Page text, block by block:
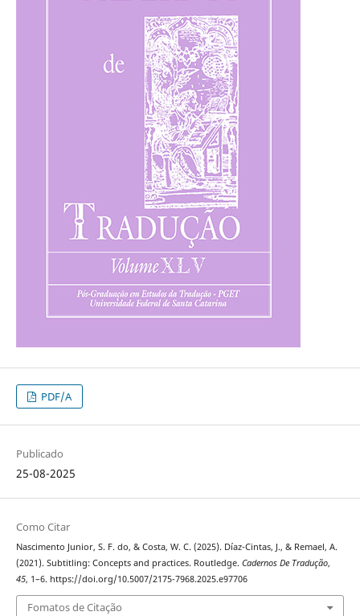
PDF/A
Publicado
25-08-2025
Como Citar
Nascimento Junior, S. F. do, & Costa, W. C. (2025). Díaz-Cintas, J., & Remael, A.
(2021). Subtitling: Concepts and practices. Routledge. Cadernos De Tradução,
45, 1–6. https://doi.org/10.5007/2175-7968.2025.e97706
Fomatos de Citação